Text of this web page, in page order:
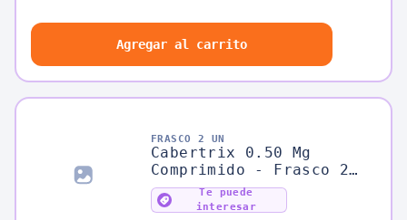
Agregar al carrito
FRASCO 2 UN
Cabertrix 0.50 Mg
Comprimido - Frasco 2
UN
Te puede
interesar